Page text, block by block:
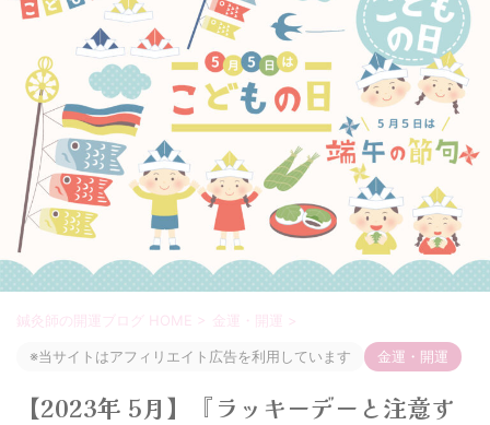
鍼灸師の開運ブログ HOME > 金運・開運 >
※当サイトはアフィリエイト広告を利用しています 金運・開運
【2023年 5月】『ラッキーデーと注意す